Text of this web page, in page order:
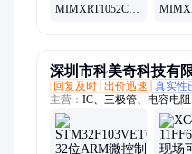
MIMXRT1052CVL5B
深圳市科美奇科技有
回复及时 出价迅速 真实性
主营： IC、三极管、电容电
片